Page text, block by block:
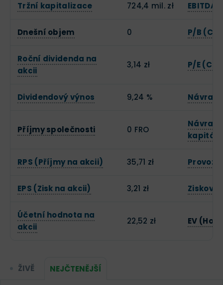
Tržní kapitalizace 724,4 mil. zł EBITDA
Dnešní objem 0 P/B
Roční dividenda na
akcii
3,14 zł P/E
Dividendový výnos 9,24 %
Příjmy společnosti 0 FRO
kapitálu
RPS (Příjmy na akcii) 35,71 zł
EPS (Zisk na akcii) 3,21 zł Zisková
Účetní hodnota na
akcii
22,52 zł EV
ŽIVĚ NEJČTENĚJŠÍ